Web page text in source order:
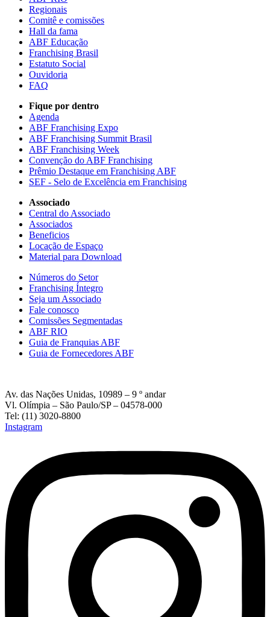
Regionais
Comitê e comissões
Hall da fama
ABF Educação
Franchising Brasil
Estatuto Social
Ouvidoria
FAQ
Fique por dentro
Agenda
ABF Franchising Expo
ABF Franchising Summit Brasil
ABF Franchising Week
Convenção do ABF Franchising
Prêmio Destaque em Franchising ABF
SEF - Selo de Excelência em Franchising
Associado
Central do Associado
Associados
Beneficios
Locação de Espaço
Material para Download
Números do Setor
Franchising Íntegro
Seja um Associado
Fale conosco
Comissões Segmentadas
ABF RIO
Guia de Franquias ABF
Guia de Fornecedores ABF
Av. das Nações Unidas, 10989 – 9 º andar
Vl. Olímpia – São Paulo/SP – 04578-000
Tel: (11) 3020-8800
Instagram